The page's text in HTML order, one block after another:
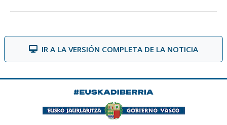
IR A LA VERSIÓN COMPLETA DE LA NOTICIA